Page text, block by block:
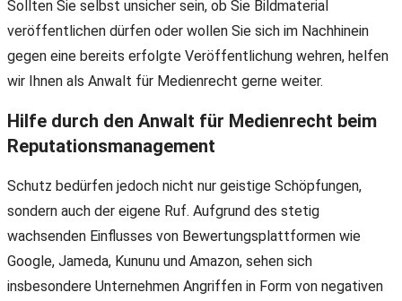
Sollten Sie selbst unsicher sein, ob Sie Bildmaterial
veröffentlichen dürfen oder wollen Sie sich im Nachhinein
gegen eine bereits erfolgte Veröffentlichung wehren, helfen
wir Ihnen als Anwalt für Medienrecht gerne weiter.
Hilfe durch den Anwalt für Medienrecht beim
Reputationsmanagement
Schutz bedürfen jedoch nicht nur geistige Schöpfungen,
sondern auch der eigene Ruf. Aufgrund des stetig
wachsenden Einflusses von Bewertungsplattformen wie
Google, Jameda, Kununu und Amazon, sehen sich
insbesondere Unternehmen Angriffen in Form von negativen